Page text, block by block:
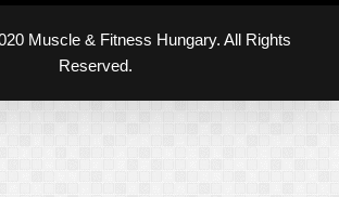
Muscle & Fitness Hungary. All Rights
Reserved.